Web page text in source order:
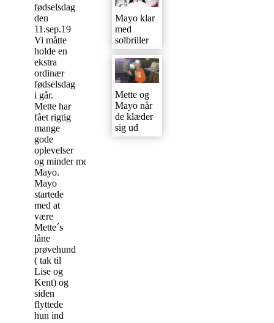
fødselsdag
den
11.sep.19
Vi måtte
holde en
ekstra
ordinær
fødselsdag
i går.
Mette har
fået rigtig
mange
gode
oplevelser
og minder med
Mayo.
Mayo
startede
med at
være
Mette´s
låne
prøvehund
( tak til
Lise og
Kent) og
siden
flyttede
hun ind
Mayo klar
med
solbriller
Mette og
Mayo når
de klæder
sig ud